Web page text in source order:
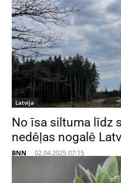
Latvija
No īsa siltuma līdz
nedēļas nogalē
BNN - 02.04.2025 07:15